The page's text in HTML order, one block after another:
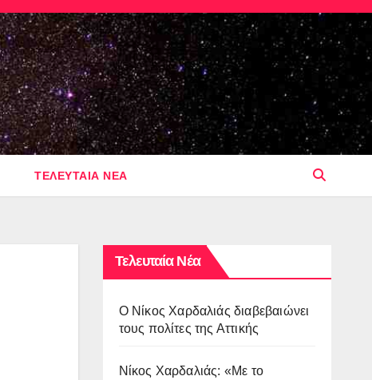
ΤΕΛΕΥΤΑΙΑ ΝΕΑ
Τελευταία Νέα
O Νίκος Χαρδαλιάς διαβεβαιώνει
τους πολίτες της Αττικής
Νίκος Χαρδαλιάς: «Με το